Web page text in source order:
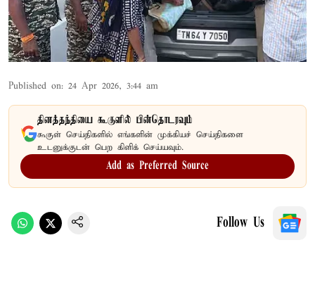
Published on: 24 Apr 2026, 3:44 am
தினத்தந்தியை கூகுளில் பின்தொடரவும்
கூகுள் செய்திகளில் எங்களின் முக்கியச் செய்திகளை
உடனுக்குடன் பெற கிளிக் செய்யவும்.
Add as Preferred Source
Follow Us